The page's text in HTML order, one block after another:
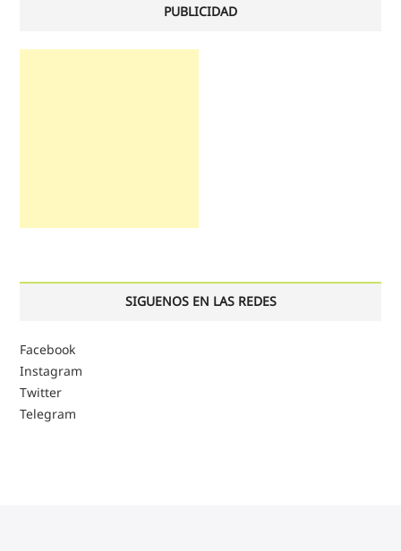
PUBLICIDAD
SIGUENOS EN LAS REDES
Facebook
Instagram
Twitter
Telegram